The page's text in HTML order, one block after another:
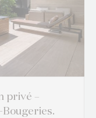
privé –
Bougeries.